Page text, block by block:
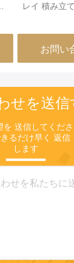
レイ 積み立
作り
お問い
せを送信
を 送信してくださ
るだけ早く 返信
します